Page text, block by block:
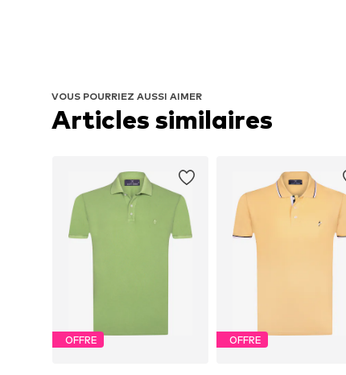
VOUS POURRIEZ AUSSI AIMER
Articles similaires
OFFRE OFFRE